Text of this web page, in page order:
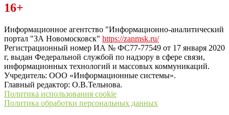
Читайте последние новости дня в Тульской области на сайте
“ЗаНовомосковск”
16+
Информационное агентство "Информационно-аналитический
портал "ЗА Новомосковск" https://zanmsk.ru/
Регистрационный номер ИА № ФС77-77549 от 17 января 2020
г, выдан Федеральной службой по надзору в сфере связи,
информационных технологий и массовых коммуникаций.
Учредитель: ООО «Информационные системы».
Главный редактор: О.В.Тельнова.
Политика использования cookie
Политика обработки персональных данных